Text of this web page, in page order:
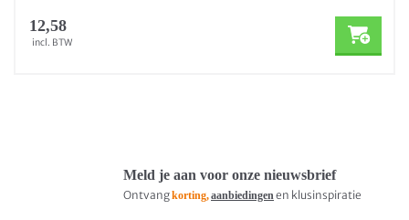
12,58
incl. BTW
Meld je aan voor onze nieuwsbrief
Ontvangkorting,aanbiedingenen klusinspiratie